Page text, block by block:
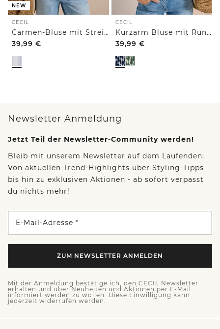
NEW
CECIL
Carmen-Bluse mit Streifenmuster
39,99 €
CECIL
Kurzarm Bluse mit Rundhals und Print
39,99 €
Newsletter Anmeldung
Jetzt Teil der Newsletter-Community werden!
Bleib mit unserem Newsletter auf dem Laufenden:
Von aktuellen Trend-Highlights über Styling-Tipps
bis hin zu exklusiven Aktionen - ab sofort verpasst
du nichts mehr!
E-Mail-Adresse *
ZUM NEWSLETTER ANMELDEN
Mit der Anmeldung bestätige ich, den CECIL Newsletter
erhalten und über Neuheiten und Aktionen per E-Mail
informiert werden zu wollen. Diese Einwilligung kann
jederzeit widerrufen werden.